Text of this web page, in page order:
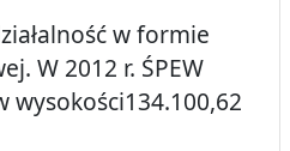
w formie
W 2012 r. ŚPEW
wysokości134.100,62